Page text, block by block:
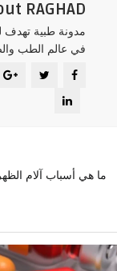
RAGHAD
مدونة طبية تهدف
في عالم الطب
ما هي أسباب آلام